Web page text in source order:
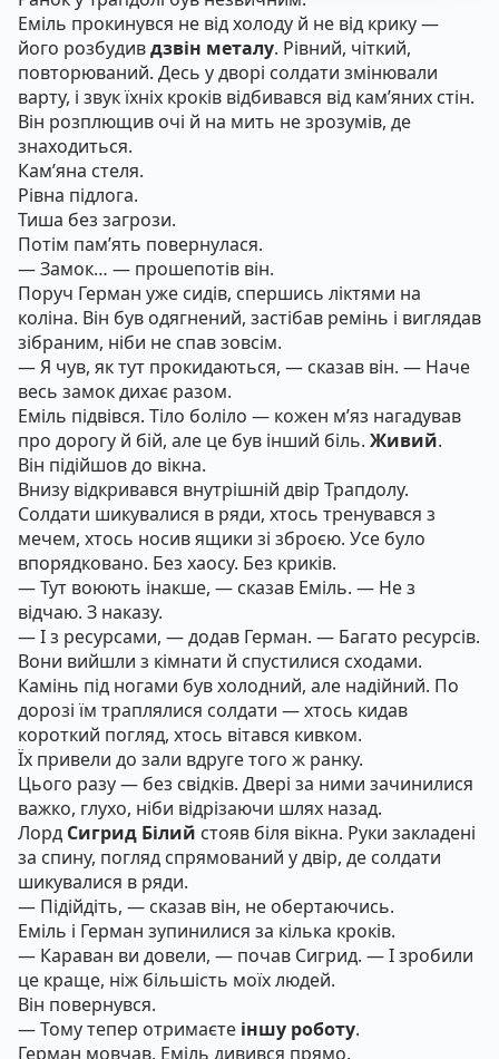
Еміль прокинувся не від холоду й не від крику —
його розбудивдзвін металу. Рівний, чіткий,
повторюваний. Десь у дворі солдати змінювали
варту, і звук їхніх кроків відбивався від кам’яних стін.
Він розплющив очі й на мить не зрозумів, де
знаходиться.
Кам’яна стеля.
Рівна підлога.
Тиша без загрози.
Потім пам’ять повернулася.
— Замок… — прошепотів він.
Поруч Герман уже сидів, спершись ліктями на
коліна. Він був одягнений, застібав ремінь і виглядав
зібраним, ніби не спав зовсім.
— Я чув, як тут прокидаються, — сказав він. — Наче
весь замок дихає разом.
Еміль підвівся. Тіло боліло — кожен м’яз нагадував
про дорогу й бій, але це був інший біль. Живий.
Він підійшов до вікна.
Внизу відкривався внутрішній двір Трапдолу.
Солдати шикувалися в ряди, хтось тренувався з
мечем, хтось носив ящики зі зброєю. Усе було
впорядковано. Без хаосу. Без криків.
— Тут воюють інакше, — сказав Еміль. — Не з
відчаю. З наказу.
— І з ресурсами, — додав Герман. — Багато ресурсів.
Вони вийшли з кімнати й спустилися сходами.
Камінь під ногами був холодний, але надійний. По
дорозі їм траплялися солдати — хтось кидав
короткий погляд, хтось вітався кивком.
Їх привели до зали вдруге того ж ранку.
Цього разу — без свідків. Двері за ними зачинилися
важко, глухо, ніби відрізаючи шлях назад.
Лорд Сигрид Білий стояв біля вікна. Руки закладені
за спину, погляд спрямований у двір, де солдати
шикувалися в ряди.
— Підійдіть, — сказав він, не обертаючись.
Еміль і Герман зупинилися за кілька кроків.
— Караван ви довели, — почав Сигрид. — І зробили
це краще, ніж більшість моїх людей.
Він повернувся.
— Тому тепер отримаєте іншу роботу.
Герман мовчав. Еміль дивився прямо.